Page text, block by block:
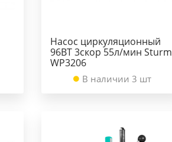
Насос циркуляционный
96ВТ 3скор 55л/мин Sturm
WP3206
В наличии 3 шт